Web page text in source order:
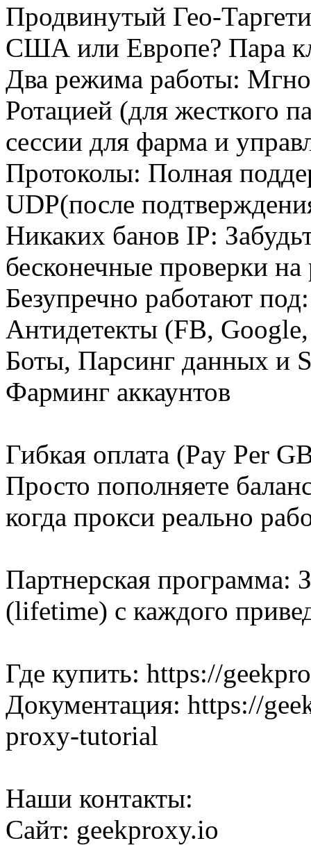
Продвинутый Гео-
США или Европе? Пара
Два режима работы:
Ротацией (для жесткого
сессии для фарма и
Протоколы: Полная
UDP(после
Никаких банов IP:
бесконечные проверки на
Безупречно работают
Антидетекты (FB,
Боты, Парсинг данных и
Фарминг аккаунтов
Гибкая оплата (Pay Per
Просто пополняете
когда прокси реально
Партнерская программа:
(lifetime) с каждого
Где купить: https://
Документация: https://
proxy-tutorial
Наши контакты:
Сайт: geekproxy.io